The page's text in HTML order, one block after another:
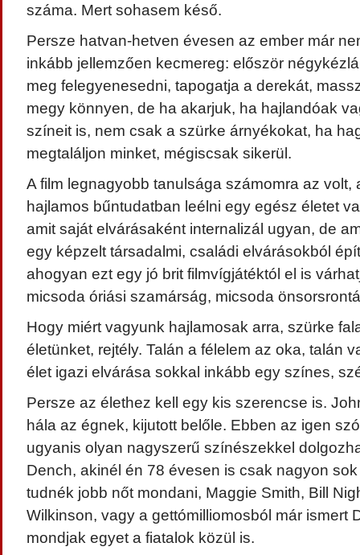
száma. Mert sohasem késő.
Persze hatvan-hetven évesen az ember már
inkább jellemzően kecmereg: először
meg felegyenesedni, tapogatja a derekát,
megy könnyen, de ha akarjuk, ha hajlandóak
színeit is, nem csak a szürke árnyékokat, ha
megtaláljon minket, mégiscsak sikerül.
A film legnagyobb tanulsága számomra az volt,
hajlamos bűntudatban leélni egy egész életet
amit saját elvárásaként internalizál ugyan, de
egy képzelt társadalmi, családi elvárásokból
ahogyan ezt egy jó brit filmvígjátéktól el is
micsoda óriási szamárság, micsoda
Hogy miért vagyunk hajlamosak arra, szürke
életünket, rejtély. Talán a félelem az oka, talán
élet igazi elvárása sokkal inkább egy színes,
Persze az élethez kell egy kis szerencse is.
hála az égnek, kijutott belőle. Ebben az igen
ugyanis olyan nagyszerű színészekkel
Dench, akinél én 78 évesen is csak nagyon
tudnék jobb nőt mondani, Maggie Smith, Bill
Wilkinson, vagy a gettómilliomosból már ismert
mondjak egyet a fiatalok közül is.